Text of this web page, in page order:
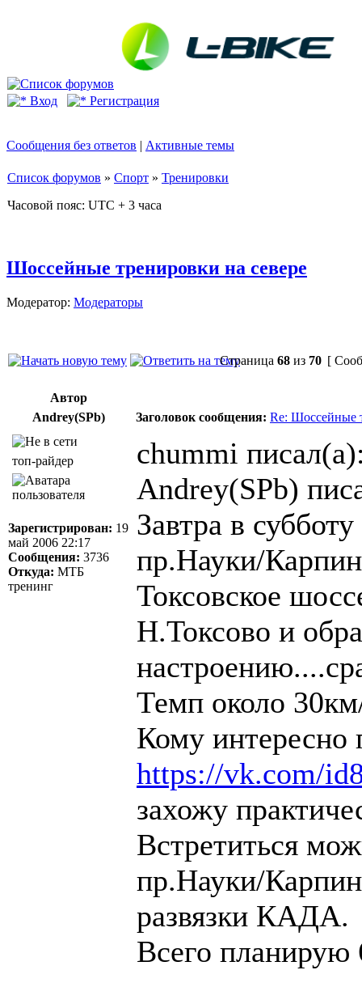
Вход Регистрация
Сообщения без ответов | Активные темы
Список форумов » Спорт » Тренировки
Часовой пояс: UTC + 3 часа
Шоссейные тренировки на севере
Модератор: Модераторы
Страница 68 из 70 [
Автор
Andrey(SPb)
Заголовок сообщения: Re: Шоссейные
топ-райдер
Зарегистрирован: 19
май 2006 22:17
Сообщения: 3736
Откуда: МТБ
тренинг
chummi
Andrey(SPb)
Завтра в
пр.Науки/
Токсовское
Н.Токсово и
Темп около
Кому
https://vk.com/
захожу
Встретиться
пр.Науки/
развязки КАДА.
Всего планирую